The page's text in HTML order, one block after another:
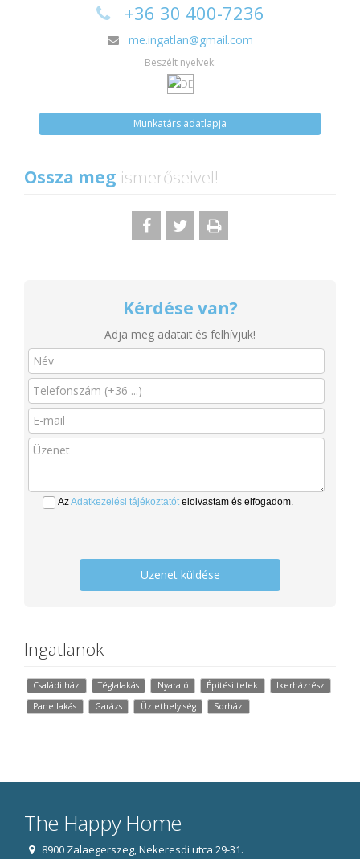
+36 30 400-7236
me.ingatlan@gmail.com
Beszélt nyelvek:
Munkatárs adatlapja
Ossza meg ismerőseivel!
Kérdése van?
Adja meg adatait és felhívjuk!
AzAdatkezelési tájékoztatótelolvastam és elfogadom.
Üzenet küldése
Ingatlanok
Családi ház Téglalakás Nyaraló Építési telek
Ikerházrész
Panellakás
Garázs Üzlethelyiség Sorház
The Happy Home
8900 Zalaegerszeg, Nekeresdi utca 29-31.